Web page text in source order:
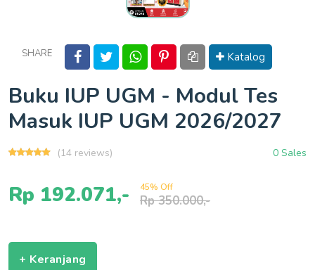
SHARE Katalog
Buku IUP UGM - Modul Tes
Masuk IUP UGM 2026/2027
(14 reviews) 0 Sales
Rp 192.071,- 45% Off
Rp 350.000,-
+ Keranjang